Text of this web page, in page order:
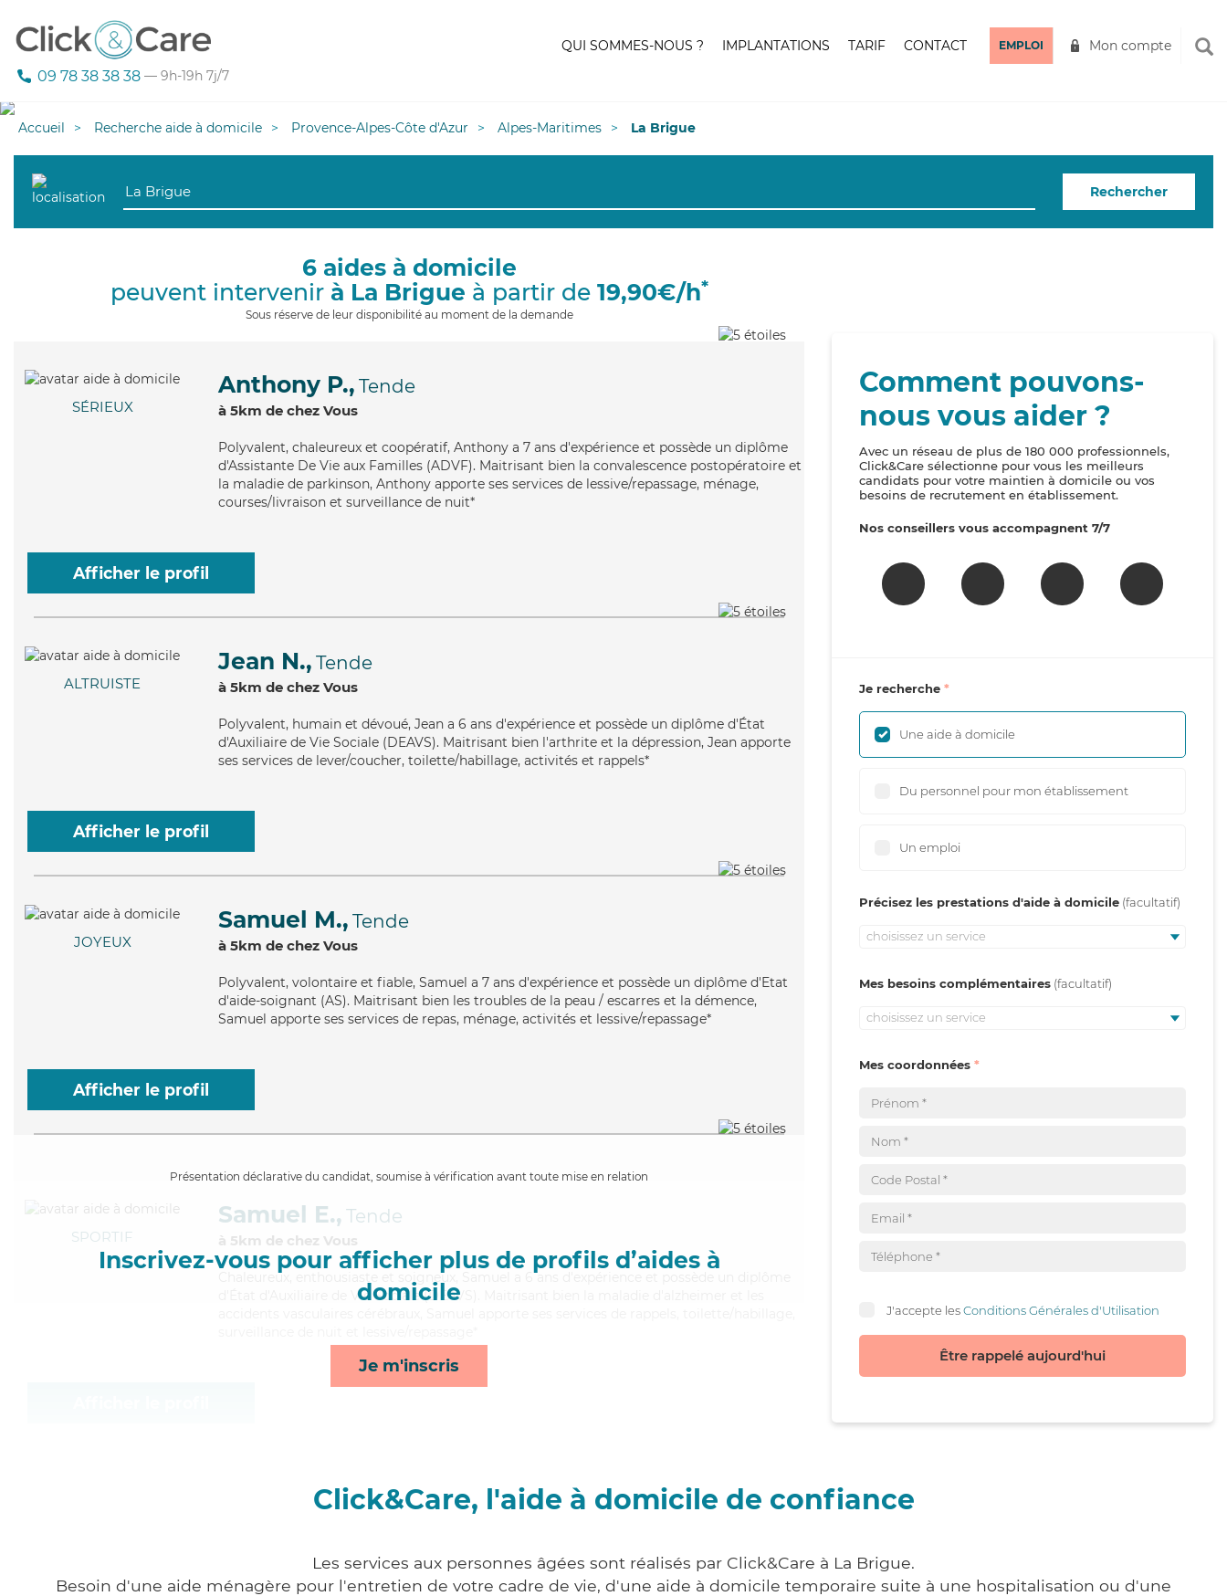
09 78 38 38 38 — 9h-19h 7j/7
QUI SOMMES-NOUS ? IMPLANTATIONS TARIF CONTACT EMPLOI Mon compte
Accueil Recherche aide à domicile Provence-Alpes-Côte d'Azur Alpes-Maritimes La Brigue
Rechercher
6 aides à domicile
peuvent intervenir à La Brigue à partir de 19,90€/h*
Sous réserve de leur disponibilité au moment de la demande
SÉRIEUX
Anthony P., Tende
à 5km de chez Vous
Polyvalent, chaleureux et coopératif, Anthony a 7 ans d'expérience et possède un diplôme
d'Assistante De Vie aux Familles (ADVF). Maitrisant bien la convalescence postopératoire et
la maladie de parkinson, Anthony apporte ses services de lessive/repassage, ménage,
courses/livraison et surveillance de nuit*
Afficher le profil
ALTRUISTE
Jean N., Tende
à 5km de chez Vous
Polyvalent, humain et dévoué, Jean a 6 ans d'expérience et possède un diplôme d'État
d'Auxiliaire de Vie Sociale (DEAVS). Maitrisant bien l'arthrite et la dépression, Jean apporte
ses services de lever/coucher, toilette/habillage, activités et rappels*
Afficher le profil
JOYEUX
Samuel M., Tende
à 5km de chez Vous
Polyvalent, volontaire et fiable, Samuel a 7 ans d'expérience et possède un diplôme d'Etat
d'aide-soignant (AS). Maitrisant bien les troubles de la peau / escarres et la démence,
Samuel apporte ses services de repas, ménage, activités et lessive/repassage*
Afficher le profil
Présentation déclarative du candidat, soumise à vérification avant toute mise en relation
Inscrivez-vous pour afficher plus de profils d’aides à
domicile
Je m'inscris
SPORTIF
Samuel E., Tende
à 5km de chez Vous
Chaleureux
, enthousiaste et soigneux, Samuel a 6 ans d'expérience et possède un diplôme
d'État d'Auxiliaire de Vie Sociale (DEAVS). Maitrisant bien la maladie d'alzheimer et les
Comment pouvons-
nous vous aider ?
Avec un réseau de plus de 180 000 professionnels,
Click&Care sélectionne pour vous les meilleurs
candidats pour votre maintien à domicile ou vos
besoins de recrutement en établissement.
Nos conseillers vous accompagnent 7/7
Je recherche
Une aide à domicile
Du personnel pour mon établissement
Un emploi
Précisez les prestations d'aide à domicile
choisissez un service
Mes besoins complémentaires
choisissez un service
Mes coordonnées
J'accepte lesConditions Générales d'Utilisation
Être rappelé aujourd'hui
Click&Care, l'aide à domicile de confiance
Les services aux personnes âgées sont réalisés par Click&Care à La Brigue.
Besoin d'une aide ménagère pour l'entretien de votre cadre de vie, d'une aide à domicile temporaire suite à une hospitalisation ou d'une